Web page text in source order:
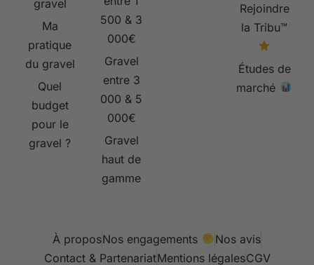
gravel
Ma
pratique
du gravel
Quel
budget
pour le
gravel ?
500 & 3
000€
Gravel
entre 3
000 & 5
000€
Gravel
haut de
gamme
Rejoindre
la Tribu™
Études de
marché
À proposNos engagements
Nos avis
Contact & PartenariatMentions légalesCGV